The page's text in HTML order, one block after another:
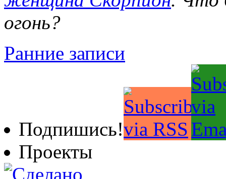
огонь?
Ранние записи
Подпишись!
Проекты